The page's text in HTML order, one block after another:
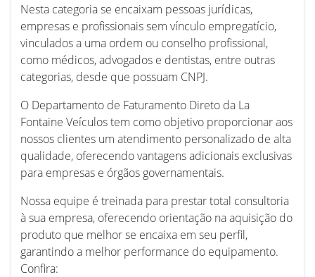
Nesta categoria se encaixam pessoas jurídicas,
empresas e profissionais sem vínculo empregatício,
vinculados a uma ordem ou conselho profissional,
como médicos, advogados e dentistas, entre outras
categorias, desde que possuam CNPJ.
O Departamento de Faturamento Direto da La
Fontaine Veículos tem como objetivo proporcionar aos
nossos clientes um atendimento personalizado de alta
qualidade, oferecendo vantagens adicionais exclusivas
para empresas e órgãos governamentais.
Nossa equipe é treinada para prestar total consultoria
à sua empresa, oferecendo orientação na aquisição do
produto que melhor se encaixa em seu perfil,
garantindo a melhor performance do equipamento.
Confira: